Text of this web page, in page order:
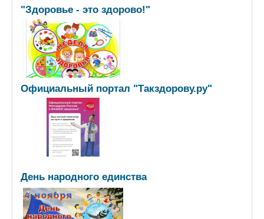
"Здоровье - это здорово!"
Официальный портал "Такздорову.ру"
День народного единства